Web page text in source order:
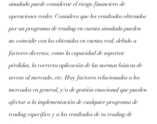
simulado puede considerar el riesgo financiero de
operaciones reales. Considera que los resultados obtenidos
por un programa de trading en cuenta simulada pueden
no coincidir con los obtenidos en cuenta real, debido a
factores diversos, como la capacidad de soportar
pérdidas, la correcta aplicación de las normas básicas de
acceso al mercado, etc. Hay factores relacionados a los
mercados en general, y/o de gestión emocional que pueden
afectar a la implementación de cualquier programa de
trading especifico y a los resultados de tu trading de